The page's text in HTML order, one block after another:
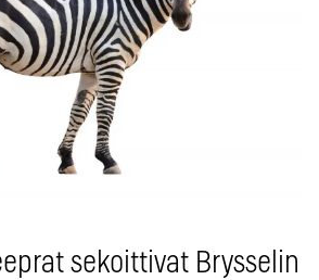
sekoittivat Brysselin